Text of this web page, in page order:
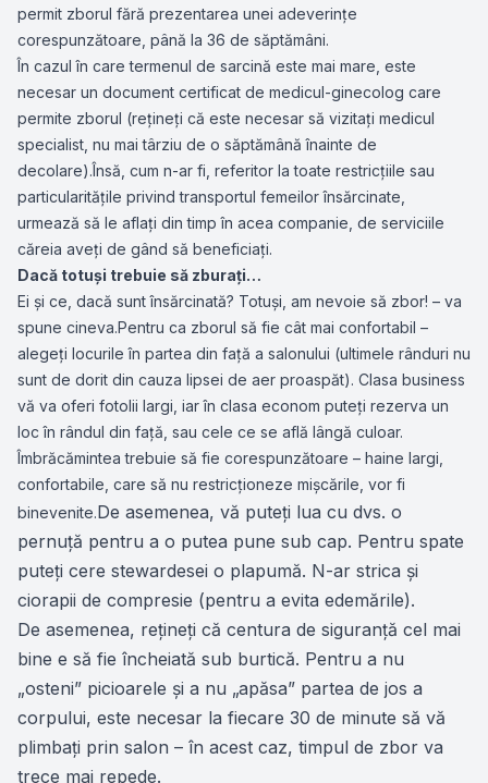
permit zborul fără prezentarea unei adeverinţe
corespunzătoare, până la 36 de săptămâni.
În cazul în care termenul de sarcină este mai mare, este
necesar un document certificat de medicul-ginecolog care
permite zborul (reţineţi că este necesar să vizitaţi medicul
specialist, nu mai târziu de o săptămână înainte de
decolare).Însă, cum n-ar fi, referitor la toate restricţiile sau
particularităţile privind transportul femeilor însărcinate,
urmează să le aflaţi din timp în acea companie, de serviciile
căreia aveţi de gând să beneficiaţi.
Dacă totuşi trebuie să zburaţi…
Ei şi ce, dacă sunt însărcinată? Totuşi, am nevoie să zbor! – va
spune cineva.Pentru ca zborul să fie cât mai confortabil –
alegeţi locurile în partea din faţă a salonului (ultimele rânduri nu
sunt de dorit din cauza lipsei de aer proaspăt). Clasa business
vă va oferi fotolii largi, iar în clasa econom puteţi rezerva un
loc în rândul din faţă, sau cele ce se află lângă culoar.
Îmbrăcămintea trebuie să fie corespunzătoare – haine largi,
confortabile, care să nu restricţioneze mişcările, vor fi
binevenite.De asemenea, vă puteţi lua cu dvs. o
pernuţă pentru a o putea pune sub cap. Pentru spate
puteţi cere stewardesei o plapumă. N-ar strica şi
ciorapii de compresie (pentru a evita edemările).
De asemenea, reţineţi că centura de siguranţă cel mai
bine e să fie încheiată sub burtică. Pentru a nu
„osteni” picioarele şi a nu „apăsa” partea de jos a
corpului, este necesar la fiecare 30 de minute să vă
plimbaţi prin salon – în acest caz, timpul de zbor va
trece mai repede.